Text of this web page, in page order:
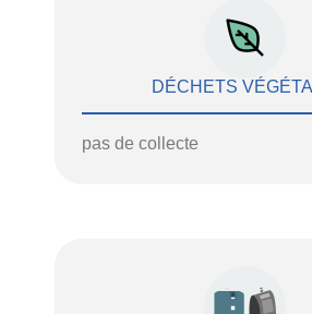
DÉCHETS
pas de collecte